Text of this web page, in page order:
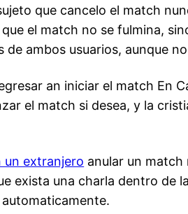
que cancelo el match
el match no se fulmina,
ambos usuarios, aunque
an iniciar el match En
el match si desea, y la
un extranjero anular un
exista una charla dentro de